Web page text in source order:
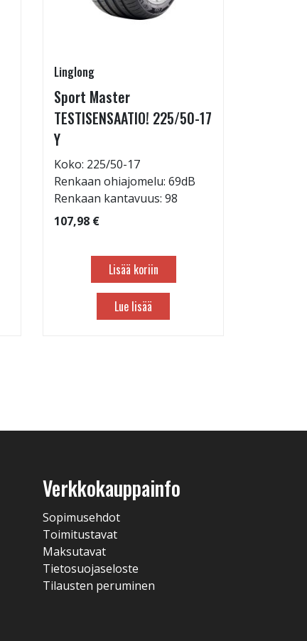
Linglong
Sport Master
TESTISENSAATIO! 225/50-17
Y
Koko: 225/50-17
Renkaan ohiajomelu: 69dB
Renkaan kantavuus: 98
107,98 €
Lisää koriin
Lue lisää
Verkkokauppainfo
Sopimusehdot
Toimitustavat
Maksutavat
Tietosuojaseloste
Tilausten peruminen